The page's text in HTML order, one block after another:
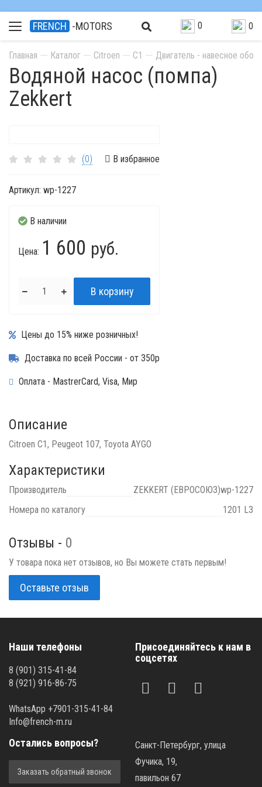
FRENCH -MOTORS 0 0
Главная Каталог Citroen C1 Двигатель - навесное
Водяной насос (помпа)
Zekkert
(0) В избранное
Артикул: wp-1227
В наличии
Цена: 1 600 руб.
Цены до 15% ниже розничных!
Доставка по всей России - от 350р
Оплата - MastrerCard, Visa, Мир
Описание
Citroen C1, Peugeot 107, Toyota AYGO
Характеристики
Производитель
ZEKKERT (EВРОСОЮЗ)wp-1227
Номера по каталогу
1201 L3
Отзывы - 0
У товара пока нет отзывов, но Вы можете стать первым!
Оставьте отзыв
Наши телефоны
8 (901) 315-41-84
8 (921) 916-86-75
WhatsApp +7901-315-41-84
Info@french-m.ru
Присоединяйтесь к нам в
соцсетях
Остались вопросы?
Заказать обратный звонок
Санкт-Петербург, улица
Фучика, 19,
павильон 67